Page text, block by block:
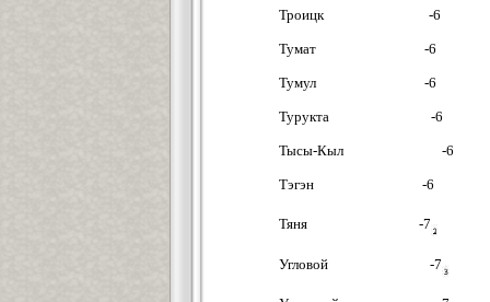
Троицк -6
Тумат -6
Тумул -6
Турукта -6
Тысы-Кыл -6
Тэгэн -6
Тяня -7
Угловой -7